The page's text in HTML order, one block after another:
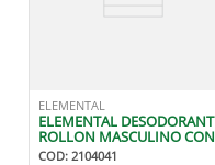
ELEMENTAL
ELEMENTAL DESODORANTE
ROLLON MASCULINO CON
VITAMINA E 7O ML
COD: 2104041